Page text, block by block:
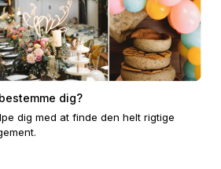
dig?
dig med at finde den helt rigtige